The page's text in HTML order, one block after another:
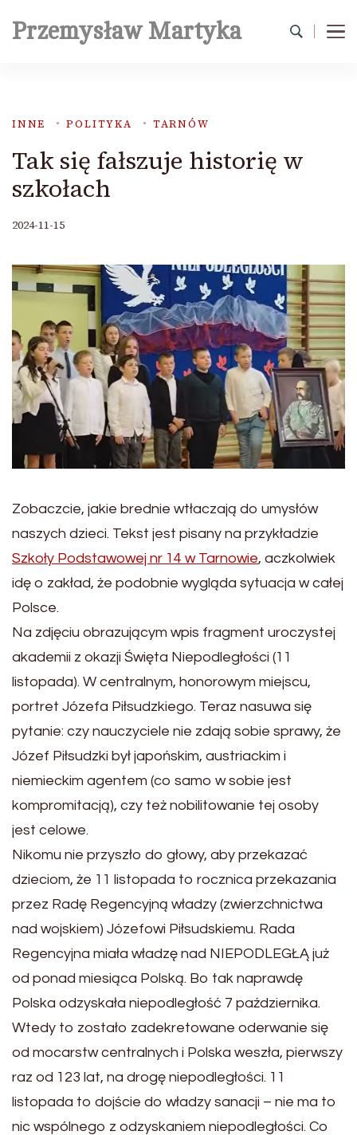
Przemysław Martyka
INNE POLITYKA TARNÓW
Tak się fałszuje historię w
szkołach
2024-11-15
Zobaczcie, jakie brednie wtłaczają do umysłów
naszych dzieci. Tekst jest pisany na przykładzie
Szkoły Podstawowej nr 14 w Tarnowie, aczkolwiek
idę o zakład, że podobnie wygląda sytuacja w całej
Polsce.
Na zdjęciu obrazującym wpis fragment uroczystej
akademii z okazji Święta Niepodległości (11
listopada). W centralnym, honorowym miejscu,
portret Józefa Piłsudzkiego. Teraz nasuwa się
pytanie: czy nauczyciele nie zdają sobie sprawy, że
Józef Piłsudzki był japońskim, austriackim i
niemieckim agentem (co samo w sobie jest
kompromitacją), czy też nobilitowanie tej osoby
jest celowe.
Nikomu nie przyszło do głowy, aby przekazać
dzieciom, że 11 listopada to rocznica przekazania
przez Radę Regencyjną władzy (zwierzchnictwa
nad wojskiem) Józefowi Piłsudskiemu. Rada
Regencyjna miała władzę nad NIEPODLEGŁĄ już
od ponad miesiąca Polską. Bo tak naprawdę
Polska odzyskała niepodległość 7 października.
Wtedy to zostało zadekretowane oderwanie się
od mocarstw centralnych i Polska weszła, pierwszy
raz od 123 lat, na drogę niepodległości. 11
listopada to dojście do władzy sanacji – nie ma to
nic wspólnego z odzyskaniem niepodległości. Co